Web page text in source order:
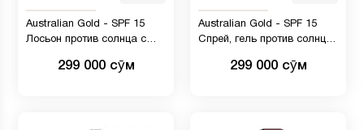
Australian Gold - SPF 15
Лосьон против солнца с
299 000 сӯм
Australian Gold - SPF 15
Спрей, гель против солнца
299 000 сӯм